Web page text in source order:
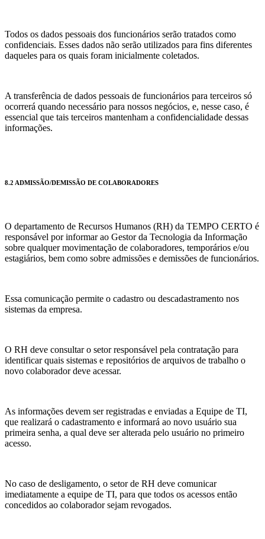
Todos os dados pessoais dos funcionários serão tratados como
confidenciais. Esses dados não serão utilizados para fins diferentes
daqueles para os quais foram inicialmente coletados.
A transferência de dados pessoais de funcionários para terceiros só
ocorrerá quando necessário para nossos negócios, e, nesse caso, é
essencial que tais terceiros mantenham a confidencialidade dessas
informações.
8.2 ADMISSÃO/DEMISSÃO DE COLABORADORES
O departamento de Recursos Humanos (RH) da TEMPO CERTO é
responsável por informar ao Gestor da Tecnologia da Informação
sobre qualquer movimentação de colaboradores, temporários e/ou
estagiários, bem como sobre admissões e demissões de funcionários.
Essa comunicação permite o cadastro ou descadastramento nos
sistemas da empresa.
O RH deve consultar o setor responsável pela contratação para
identificar quais sistemas e repositórios de arquivos de trabalho o
novo colaborador deve acessar.
As informações devem ser registradas e enviadas a Equipe de TI,
que realizará o cadastramento e informará ao novo usuário sua
primeira senha, a qual deve ser alterada pelo usuário no primeiro
acesso.
No caso de desligamento, o setor de RH deve comunicar
imediatamente a equipe de TI, para que todos os acessos então
concedidos ao colaborador sejam revogados.